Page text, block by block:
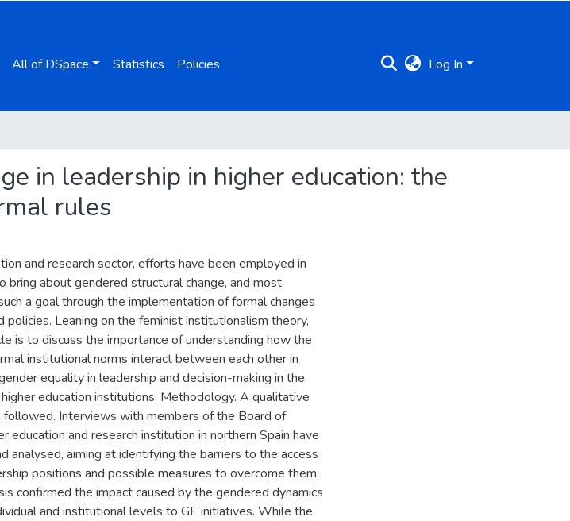
All of DSpace Statistics Policies Log In
in leadership in higher education: the
rules
and research sector, efforts have been employed in
bring about gendered structural change, and most
a goal through the implementation of formal changes
policies. Leaning on the feminist institutionalism theory,
is to discuss the importance of understanding how the
institutional norms interact between each other in
equality in leadership and decision-making in the
education institutions. Methodology. A qualitative
followed. Interviews with members of the Board of
education and research institution in northern Spain have
analysed, aiming at identifying the barriers to the access
positions and possible measures to overcome them.
confirmed the impact caused by the gendered dynamics
and institutional levels to GE initiatives. While the